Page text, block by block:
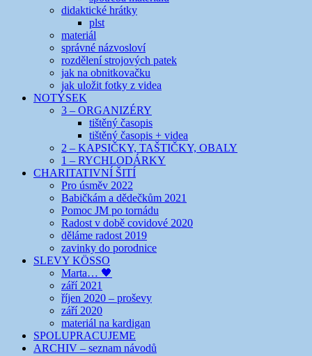
didaktické hrátky
plst
materiál
správné názvosloví
rozdělení strojových patek
jak na obnitkovačku
jak uložit fotky z videa
NOTÝSEK
3 – ORGANIZÉRY
tištěný časopis
tištěný časopis + videa
2 – KAPSIČKY, TAŠTIČKY, OBALY
1 – RYCHLODÁRKY
CHARITATIVNÍ ŠITÍ
Pro úsměv 2022
Babičkám a dědečkům 2021
Pomoc JM po tornádu
Radost v době covidové 2020
děláme radost 2019
zavinky do porodnice
SLEVY KÖSSO
Marta… 🖤
září 2021
říjen 2020 – proševy
září 2020
materiál na kardigan
SPOLUPRACUJEME
ARCHIV – seznam návodů